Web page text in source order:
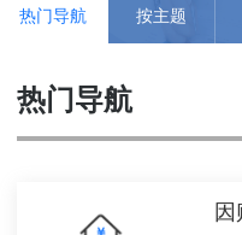
热门导航 按主题
热门导航